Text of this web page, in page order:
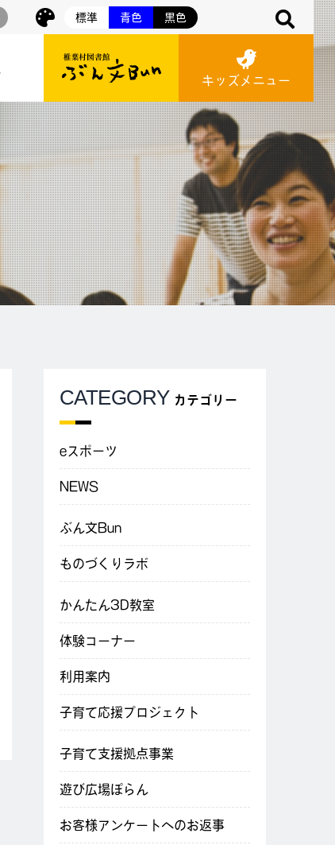
標準 青色 黒色
キッズメニュー
CATEGORY カテゴリー
eスポーツ
NEWS
ぶん文Bun
ものづくりラボ
かんたん3D教室
体験コーナー
利用案内
子育て応援プロジェクト
子育て支援拠点事業
遊び広場ぽらん
お客様アンケートへのお返事